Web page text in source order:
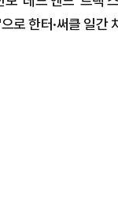
로 한터·써클 일간